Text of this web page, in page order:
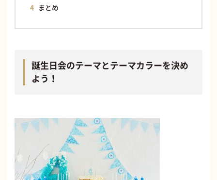
まとめ
誕生日会のテーマとテーマカラーを決め
よう！